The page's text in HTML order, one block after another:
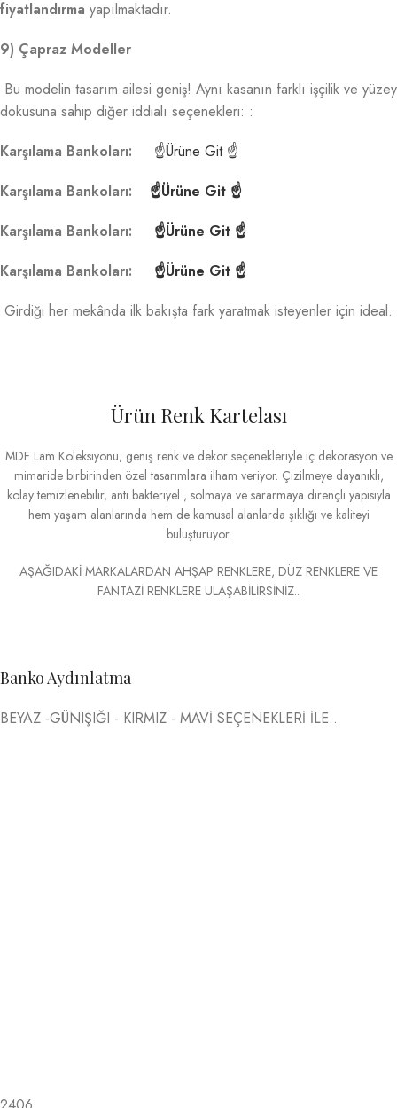
fiyatlandırma yapılmaktadır.
9) Çapraz Modeller
Bu modelin tasarım ailesi geniş! Aynı kasanın farklı işçilik ve yüzey
dokusuna sahip diğer iddialı seçenekleri: :
Karşılama Bankoları:
☝Ürüne Git ☝
Karşılama Bankoları: ☝Ürüne Git ☝
Karşılama Bankoları: ☝Ürüne Git ☝
Karşılama Bankoları: ☝Ürüne Git ☝
Girdiği her mekânda ilk bakışta fark yaratmak isteyenler için ideal.
Ürün Renk Kartelası
MDF Lam Koleksiyonu; geniş renk ve dekor seçenekleriyle iç dekorasyon ve
mimaride birbirinden özel tasarımlara ilham veriyor. Çizilmeye dayanıklı,
kolay temizlenebilir, anti bakteriyel , solmaya ve sararmaya dirençli yapısıyla
hem yaşam alanlarında hem de kamusal alanlarda şıklığı ve kaliteyi
buluşturuyor.
AŞAĞIDAKİ MARKALARDAN AHŞAP RENKLERE, DÜZ RENKLERE VE
FANTAZİ RENKLERE ULAŞABİLİRSİNİZ..
Banko Aydınlatma
BEYAZ -GÜNIŞIĞI - KIRMIZ - MAVİ SEÇENEKLERİ İLE..